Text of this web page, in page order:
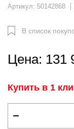
Артикул: 50142868
В список
Цена: 131
Купить в 1